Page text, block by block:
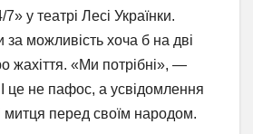
у театрі Лесі Українки.
за можливість хоча б на дві
жахіття. «Ми потрібні», —
це не пафос, а усвідомлення
митця перед своїм народом.